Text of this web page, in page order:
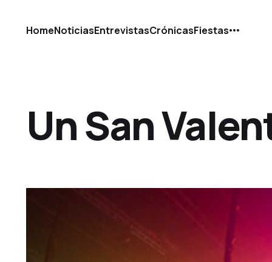
HomeNoticiasEntrevistasCrónicasFiestas
Un San